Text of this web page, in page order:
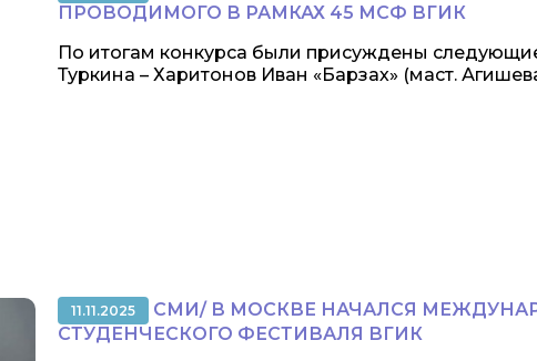
ПРОВОДИМОГО В РАМКАХ 45 МCФ ВГИК
По итогам конкурса были присуждены
Туркина – Харитонов Иван «Барзах» (маст.
11.11.2025
СМИ/ В МОСКВЕ НАЧАЛСЯ
СТУДЕНЧЕСКОГО ФЕСТИВАЛЯ ВГИК